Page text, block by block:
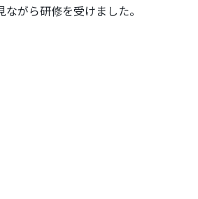
がら研修を受けました。